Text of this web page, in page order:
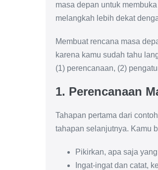
masa depan untuk
melangkah lebih dekat
Membuat rencana masa
karena kamu sudah tahu
(1) perencanaan, (2)
1. Perencanaan
Tahapan pertama dari
tahapan selanjutnya. Kamu
Pikirkan, apa saja
Ingat-ingat dan catat,